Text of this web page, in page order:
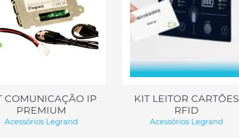
COMUNICAÇÃO IP
PREMIUM
Acessórios Legrand
KIT LEITOR CARTÕES
RFID
Acessórios Legrand